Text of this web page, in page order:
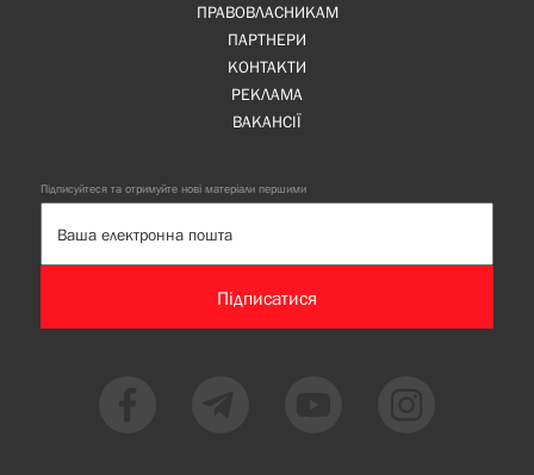
ПРАВОВЛАСНИКАМ
ПАРТНЕРИ
КОНТАКТИ
РЕКЛАМА
ВАКАНСІЇ
Підписуйтеся та отримуйте нові матеріали першими
Підписатися